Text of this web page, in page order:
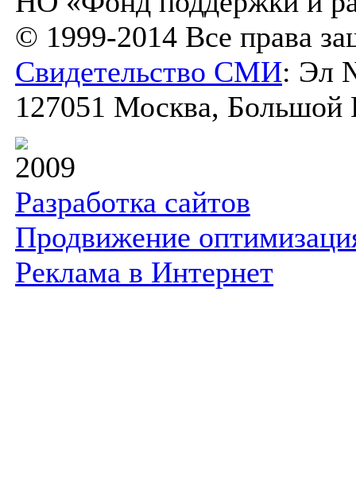
© 1999-2014 Все права
Свидетельство СМИ: Эл
127051 Москва, Большой
2009
Разработка сайтов
Продвижение
Реклама в Интернет